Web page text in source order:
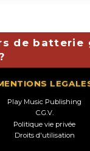
de batterie
Play Music Publishing
C.G.V.
Politique vie privée
Droits d'utilisation